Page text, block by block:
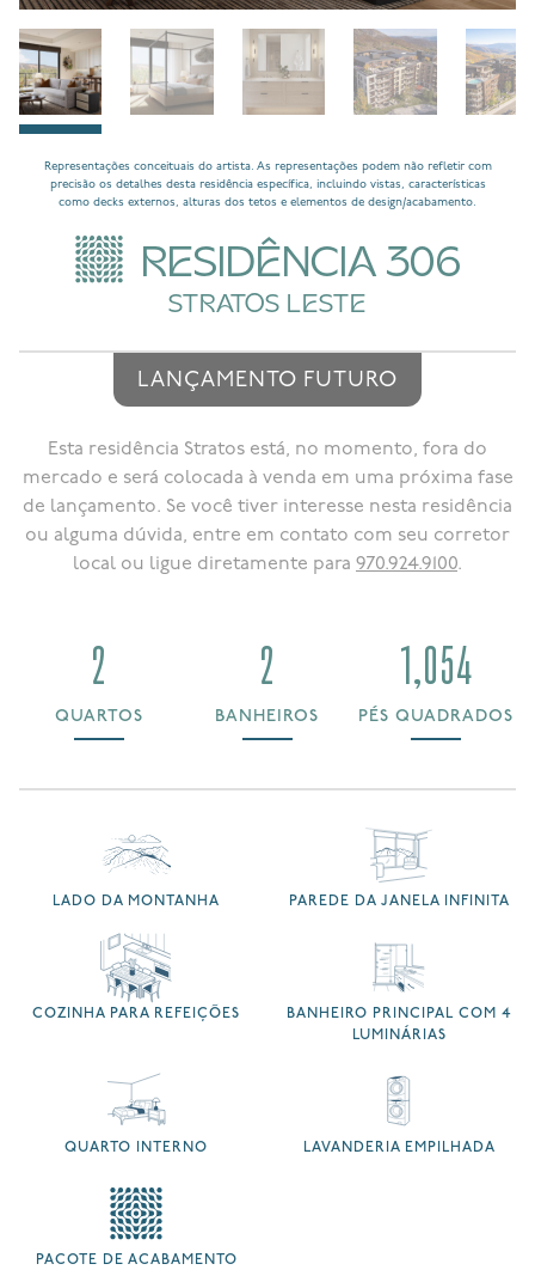
Representações conceituais do artista. As representações podem não refletir com
precisão os detalhes desta residência específica, incluindo vistas, características
como decks externos, alturas dos tetos e elementos de design/acabamento.
RESIDÊNCIA 306
STRATOS LESTE
LANÇAMENTO FUTURO
Esta residência Stratos está, no momento, fora do
mercado e será colocada à venda em uma próxima fase
de lançamento. Se você tiver interesse nesta residência
ou alguma dúvida, entre em contato com seu corretor
local ou ligue diretamente para 970.924.9100.
2
QUARTOS
2
BANHEIROS
1,054
PÉS QUADRADOS
LADO DA MONTANHA PAREDE DA JANELA INFINITA
COZINHA PARA REFEIÇÕES
BANHEIRO PRINCIPAL COM 4
LUMINÁRIAS
QUARTO INTERNO LAVANDERIA EMPILHADA
PACOTE DE ACABAMENTO